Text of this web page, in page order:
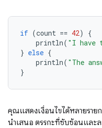
if (count == 42)
{
println( "I have
} else {
println( "The
}
คุณแสดงเงื่อนไขได้หลายรายก
นำเสนอ ตรรกะที่ซับซ้อนและ